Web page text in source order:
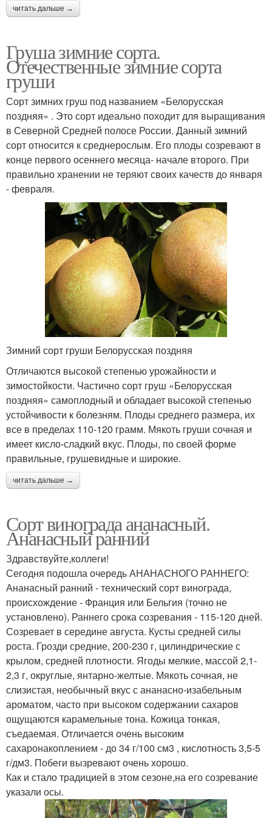
читать дальше →
Груша зимние сорта.
Отечественные зимние сорта
груши
Сорт зимних груш под названием «Белорусская
поздняя» . Это сорт идеально походит для выращивания
в Северной Средней полосе России. Данный зимний
сорт относится к среднерослым. Его плоды созревают в
конце первого осеннего месяца- начале второго. При
правильно хранении не теряют своих качеств до января
- февраля.
Зимний сорт груши Белорусская поздняя
Отличаются высокой степенью урожайности и
зимостойкости. Частично сорт груш «Белорусская
поздняя» самоплодный и обладает высокой степенью
устойчивости к болезням. Плоды среднего размера, их
все в пределах 110-120 грамм. Мякоть груши сочная и
имеет кисло-сладкий вкус. Плоды, по своей форме
правильные, грушевидные и широкие.
читать дальше →
Сорт винограда ананасный.
Ананасный ранний
Здравствуйте,коллеги!
Сегодня подошла очередь АНАНАСНОГО РАННЕГО:
Ананасный ранний - технический сорт винограда,
происхождение - Франция или Бельгия (точно не
установлено). Раннего срока созревания - 115-120 дней.
Созревает в середине августа. Кусты средней силы
роста. Грозди средние, 200-230 г, цилиндрические с
крылом, средней плотности. Ягоды мелкие, массой 2,1-
2,3 г, округлые, янтарно-желтые. Мякоть сочная, не
слизистая, необычный вкус с ананасно-изабельным
ароматом, часто при высоком содержании сахаров
ощущаются карамельные тона. Кожица тонкая,
съедаемая. Отличается очень высоким
сахаронакоплением - до 34 г/100 см3 , кислотность 3,5-5
г/дм3. Побеги вызревают очень хорошо.
Как и стало традицией в этом сезоне,на его созревание
указали осы.